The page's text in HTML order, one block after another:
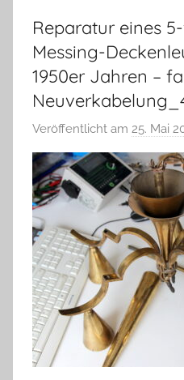
Reparatur eines
Messing-
1950er Jahren –
Veröffentlicht am 25. Mai